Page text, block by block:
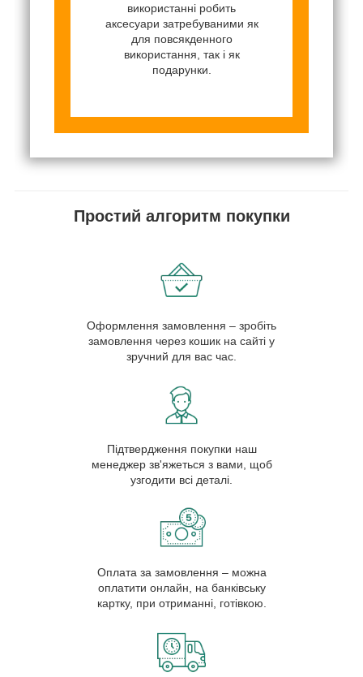
використанні робить
аксесуари затребуваними як
для повсякденного
використання, так і як
подарунки.
Простий алгоритм покупки
Оформлення замовлення – зробіть
замовлення через кошик на сайті у
зручний для вас час.
Підтвердження покупки наш
менеджер зв'яжеться з вами, щоб
узгодити всі деталі.
Оплата за замовлення – можна
оплатити онлайн, на банківську
картку, при отриманні, готівкою.